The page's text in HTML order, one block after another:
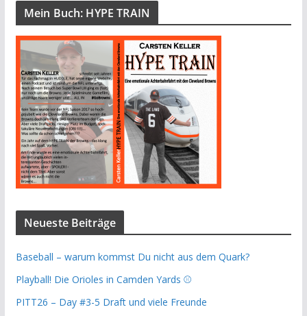
Mein Buch: HYPE TRAIN
Neueste Beiträge
Baseball – warum kommst Du nicht aus dem Quark?
Playball! Die Orioles in Camden Yards ⚾️
PITT26 – Day #3-5 Draft und viele Freunde